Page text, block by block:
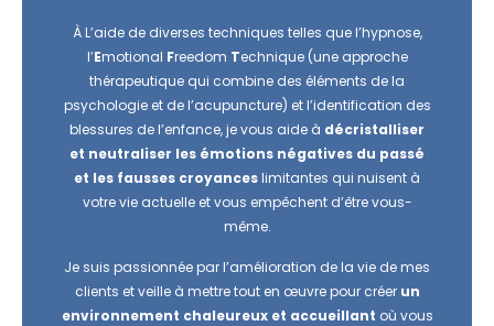
À L’aide de diverses techniques telles que l’hypnose,
l’Emotional Freedom Technique (une approche
thérapeutique qui combine des éléments de la
psychologie et de l’acupuncture) et l’identification des
blessures de l’enfance, je vous aide à décristalliser
et neutraliser les émotions négatives du passé
et les fausses croyanceslimitantes qui nuisent à
votre vie actuelle et vous empêchent d’être vous-
même.
Je suis passionnée par l’amélioration de la vie de mes
clients et veille à mettre tout en œuvre pour créer un
environnement chaleureux et accueillant où vous